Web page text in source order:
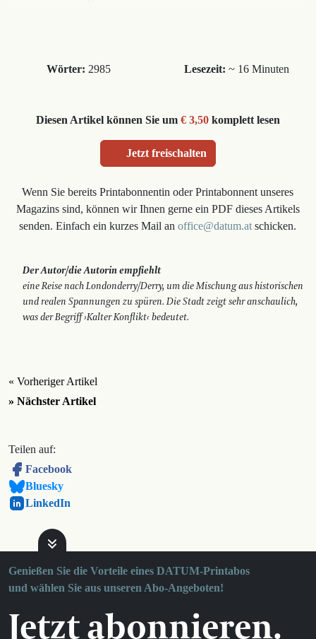
Wörter: 2985 Lesezeit: ~ 16 Minuten
Diesen Artikel können Sie um € 3,50komplett lesen
Jetzt freischalten
Wenn Sie bereits Printabonnentin oder Printabonnent unseres
Magazins sind, können wir Ihnen gerne ein PDF dieses Artikels
senden. Einfach ein kurzes Mail anoffice@datum.at schicken.
Der Autor/die Autorin empfiehlt
eine Reise nach Londonderry/Derry, um die Mischung aus historischen
und realen Spannungen zu spüren. Die Stadt zeigt sehr anschaulich,
was der Begriff ›Kalter Konflikt‹ bedeutet.
« Vorheriger Artikel
» Nächster Artikel
Teilen auf:
Facebook
Bluesky
LinkedIn
Genießen Sie die Vorteile eines DATUM-Printabos
und wählen Sie aus unseren Abo-Angeboten!
Jetzt abonnieren.